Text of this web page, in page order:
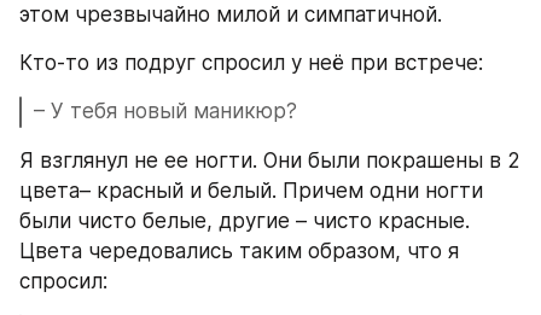
этом чрезвычайно милой и симпатичной.
Кто-то из подруг спросил у неё при встрече:
– У тебя новый маникюр?
Я взглянул не ее ногти. Они были покрашены в 2
цвета– красный и белый. Причем одни ногти
были чисто белые, другие – чисто красные.
Цвета чередовались таким образом, что я
спросил: